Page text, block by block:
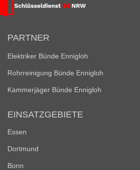
PARTNER
Elektriker Bünde Ennigloh
Rohrreinigung Bünde Ennigloh
Kammerjäger Bünde Ennigloh
EINSATZGEBIETE
Essen
Dortmund
Bonn